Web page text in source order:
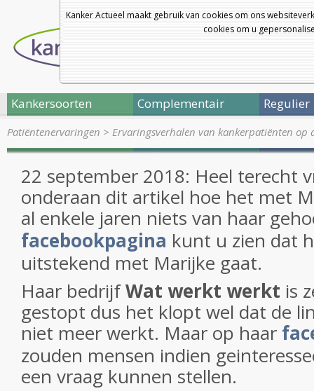
Kanker Actueel maakt gebruik van cookies om ons
cookies om u
Kankersoorten Complementair Regulier
Patiëntenervaringen > Ervaringsverhalen van kankerpatiënten op
22 september 2018: Heel terecht
onderaan dit artikel hoe het met
al enkele jaren niets van haar
facebookpagina kunt u zien dat
uitstekend met Marijke gaat.
Haar bedrijfWat werkt werkt is
gestopt dus het klopt wel dat de
niet meer werkt. Maar op haar
zouden mensen indien
een vraag kunnen stellen.